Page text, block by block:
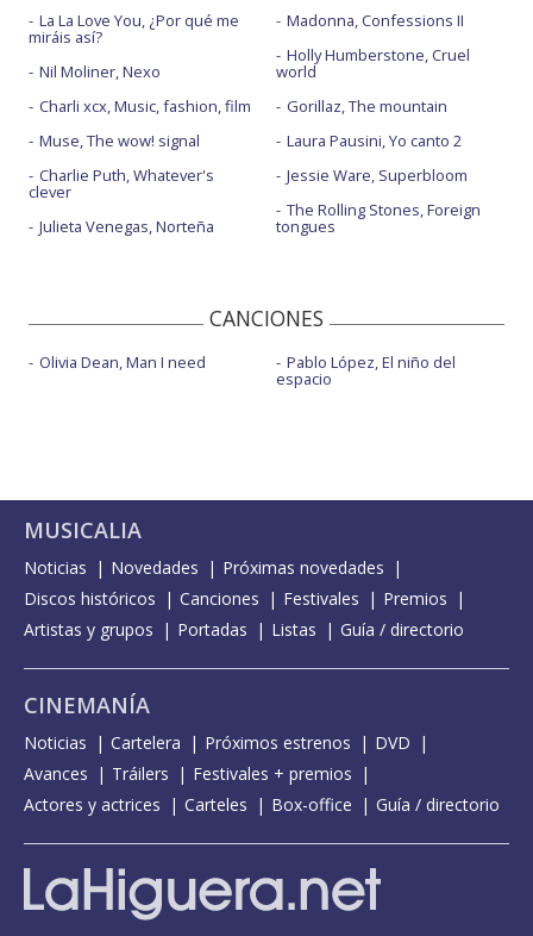
La La Love You, ¿Por qué me
miráis así?
Nil Moliner, Nexo
Charli xcx, Music, fashion, film
Muse, The wow! signal
Charlie Puth, Whatever's
clever
Julieta Venegas, Norteña
Madonna, Confessions II
Holly Humberstone, Cruel
world
Gorillaz, The mountain
Laura Pausini, Yo canto 2
Jessie Ware, Superbloom
The Rolling Stones, Foreign
tongues
CANCIONES
Olivia Dean, Man I need Pablo López, El niño del
espacio
MUSICALIA
Noticias Novedades
Próximas novedades
Discos históricos
Canciones Festivales
Premios
Artistas y grupos
Portadas Listas Guía / directorio
CINEMANÍA
Noticias Cartelera Próximos estrenos
DVD
Avances
Tráilers
Festivales + premios
Actores y actrices
Carteles Box-office Guía / directorio